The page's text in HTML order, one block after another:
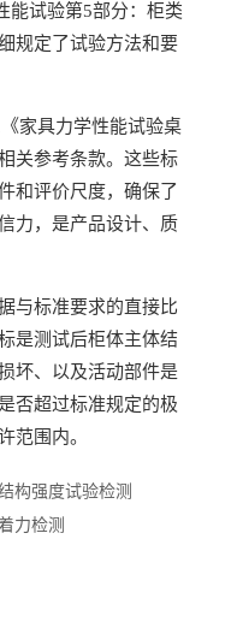
能试验第5部分：柜类
规定了试验方法和要
家具力学性能试验桌
关参考条款。这些标
和评价尺度，确保了
力，是产品设计、质
与标准要求的直接比
是测试后柜体主体结
坏、以及活动部件是
否超过标准规定的极
范围内。
构强度试验检测
力检测